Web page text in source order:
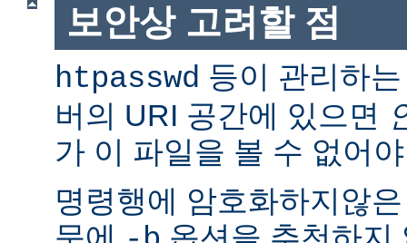
보안상 고려할 점
htpasswd 등이 관리하
버의 URI 공간에 있으면
가 이 파일을 볼 수 없어
명령행에 암호화하지않